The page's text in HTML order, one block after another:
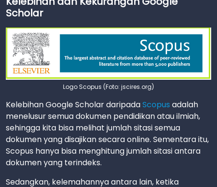
Scholar
Logo Scopus (Foto: jscires.org)
Kelebihan Google Scholar daripadaScopus adalah
menelusur semua dokumen pendidikan atau ilmiah,
sehingga kita bisa melihat jumlah sitasi semua
dokumen yang disajikan secara online. Sementara itu,
Scopus hanya bisa menghitung jumlah sitasi antara
dokumen yang terindeks.
Sedangkan, kelemahannya antara lain, ketika